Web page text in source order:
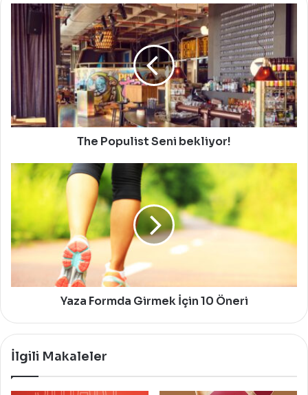
The
Populist
Seni
bekliyor!
The Populist Seni bekliyor!
Yaza
Formda
Girmek
10
Öneri
Yaza Formda Girmek İçin 10 Öneri
İlgili Makaleler